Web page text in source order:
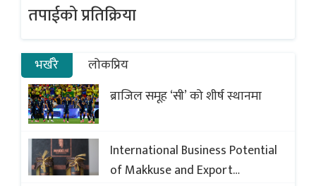
तपाईको प्रतिक्रिया
भर्खरै
लोकप्रिय
ब्राजिल समूह ‘सी’ को शीर्ष स्थानमा
International Business Potential
of Makkuse and Export